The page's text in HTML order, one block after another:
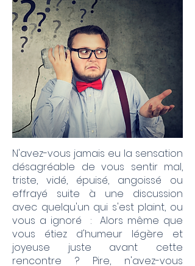
N'avez-vous jamais eu la sensation
désagréable de vous sentir mal,
triste, vidé, épuisé, angoissé ou
effrayé suite à une discussion
avec quelqu'un qui s'est plaint, ou
vous a ignoré : Alors même que
vous étiez d'humeur légère et
joyeuse juste avant cette
rencontre ? Pire, n'avez-vous